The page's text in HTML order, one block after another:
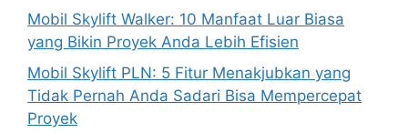
Mobil Skylift Walker: 10 Manfaat Luar Biasa
yang Bikin Proyek Anda Lebih Efisien
Mobil Skylift PLN: 5 Fitur Menakjubkan yang
Tidak Pernah Anda Sadari Bisa Mempercepat
Proyek